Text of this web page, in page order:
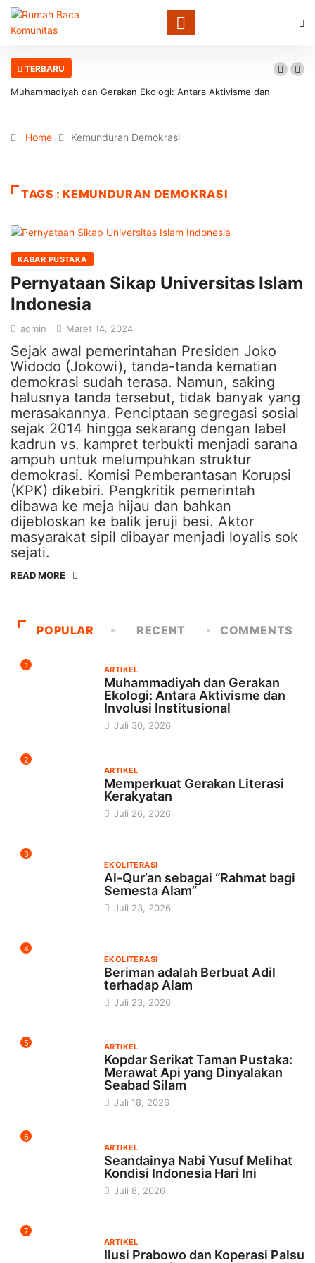
TERBARU
Muhammadiyah dan Gerakan Ekologi: Antara Aktivisme dan
Home Kemunduran Demokrasi
TAGS : KEMUNDURAN DEMOKRASI
KABAR PUSTAKA
Pernyataan Sikap Universitas Islam
Indonesia
admin Maret 14, 2024
Sejak awal pemerintahan Presiden Joko
Widodo (Jokowi), tanda-tanda kematian
demokrasi sudah terasa. Namun, saking
halusnya tanda tersebut, tidak banyak yang
merasakannya. Penciptaan segregasi sosial
sejak 2014 hingga sekarang dengan label
kadrun vs. kampret terbukti menjadi sarana
ampuh untuk melumpuhkan struktur
demokrasi. Komisi Pemberantasan Korupsi
(KPK) dikebiri. Pengkritik pemerintah
dibawa ke meja hijau dan bahkan
dijebloskan ke balik jeruji besi. Aktor
masyarakat sipil dibayar menjadi loyalis sok
sejati.
READ MORE
POPULAR RECENT COMMENTS
1 ARTIKEL
Muhammadiyah dan Gerakan
Ekologi: Antara Aktivisme dan
Involusi Institusional
Juli 30, 2026
2
ARTIKEL
Memperkuat Gerakan Literasi
Kerakyatan
Juli 26, 2026
3
EKOLITERASI
Al-Qur’an sebagai “Rahmat bagi
Semesta Alam”
Juli 23, 2026
4
EKOLITERASI
Beriman adalah Berbuat Adil
terhadap Alam
Juli 23, 2026
5 ARTIKEL
Kopdar Serikat Taman Pustaka:
Merawat Api yang Dinyalakan
Seabad Silam
Juli 18, 2026
6
ARTIKEL
Seandainya Nabi Yusuf Melihat
Kondisi Indonesia Hari Ini
Juli 8, 2026
7
ARTIKEL
Ilusi Prabowo dan Koperasi Palsu